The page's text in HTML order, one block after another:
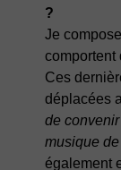
?
Je
comportent
Ces
déplacées
de convenir
musique
également